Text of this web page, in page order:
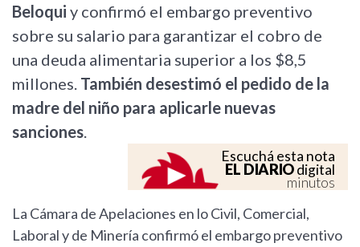
Beloqui y confirmó el embargo preventivo
sobre su salario para garantizar el cobro de
una deuda alimentaria superior a los $8,5
millones. También desestimó el pedido de la
madre del niño para aplicarle nuevas
sanciones.
Escuchá esta nota
EL DIARIOdigital
minutos
La Cámara de Apelaciones en lo Civil, Comercial,
Laboral y de Minería confirmó el embargo preventivo